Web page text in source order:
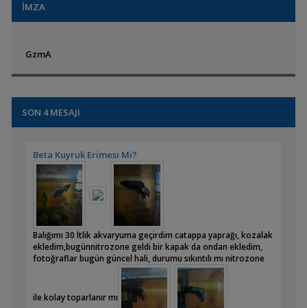
İMZA
GzmA
SON 4 MESAJI
Beta Kuyruk Erimesi Mi?
Balığımı 30 ltlik akvaryuma geçirdim catappa yaprağı, kozalak
ekledim,bugünnitrozone geldi bir kapak da ondan ekledim,
fotoğraflar bugün güncel hali, durumu sıkıntılı mı nitrozone
ile kolay toparlanır mı